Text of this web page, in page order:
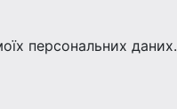
персональних даних.